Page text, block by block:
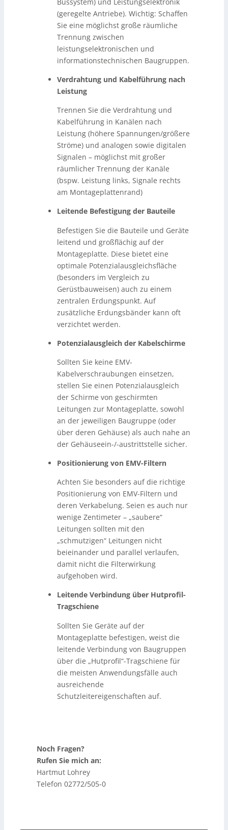
(geregelte Antriebe). Wichtig: Schaffen
Sie eine möglichst große räumliche
Trennung zwischen
leistungselektronischen und
informationstechnischen Baugruppen.
Verdrahtung und Kabelführung nach
Leistung
Trennen Sie die Verdrahtung und
Kabelführung in Kanälen nach
Leistung (höhere Spannungen/größere
Ströme) und analogen sowie digitalen
Signalen – möglichst mit großer
räumlicher Trennung der Kanäle
(bspw. Leistung links, Signale rechts
am Montageplattenrand)
Leitende Befestigung der Bauteile
Befestigen Sie die Bauteile und Geräte
leitend und großflächig auf der
Montageplatte. Diese bietet eine
optimale Potenzialausgleichsfläche
(besonders im Vergleich zu
Gerüstbauweisen) auch zu einem
zentralen Erdungspunkt. Auf
zusätzliche Erdungsbänder kann oft
verzichtet werden.
Potenzialausgleich der Kabelschirme
Sollten Sie keine EMV-
Kabelverschraubungen einsetzen,
stellen Sie einen Potenzialausgleich
der Schirme von geschirmten
Leitungen zur Montageplatte, sowohl
an der jeweiligen Baugruppe (oder
über deren Gehäuse) als auch nahe an
der Gehäuseein-/-austrittstelle sicher.
Positionierung von EMV-Filtern
Achten Sie besonders auf die richtige
Positionierung von EMV-Filtern und
deren Verkabelung. Seien es auch nur
wenige Zentimeter – „saubere“
Leitungen sollten mit den
„schmutzigen“ Leitungen nicht
beieinander und parallel verlaufen,
damit nicht die Filterwirkung
aufgehoben wird.
Leitende Verbindung über Hutprofil-
Tragschiene
Sollten Sie Geräte auf der
Montageplatte befestigen, weist die
leitende Verbindung von Baugruppen
über die „Hutprofil“-Tragschiene für
die meisten Anwendungsfälle auch
ausreichende
Schutzleitereigenschaften auf.
Noch Fragen?
Rufen Sie mich an:
Hartmut Lohrey
Telefon 02772/505-0